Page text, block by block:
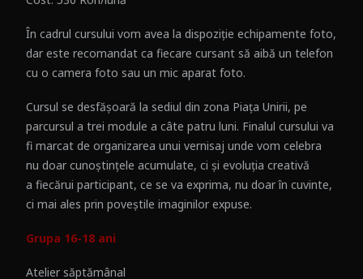
În cadrul cursului vom avea la dispoziție echipamente foto,
dar este recomandat ca fiecare cursant să aibă un telefon
cu o camera foto sau un mic aparat foto.
Cursul se desfășoară la sediul din zona Piața Unirii, pe
parcursul a trei module a câte patru luni. Finalul cursului va
fi marcat de organizarea unui vernisaj unde vom celebra
nu doar cunoștințele acumulate, ci și evoluția creativă
a fiecărui participant, ce se va exprima, nu doar în cuvinte,
ci mai ales prin poveștile imaginilor expuse.
Grupa 16-18 ani
Atelier săptămânal